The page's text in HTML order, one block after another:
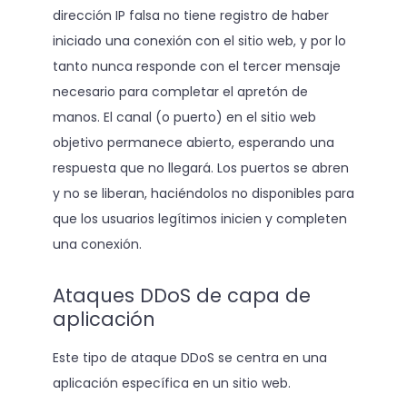
dirección IP falsa no tiene registro de haber
iniciado una conexión con el sitio web, y por lo
tanto nunca responde con el tercer mensaje
necesario para completar el apretón de
manos. El canal (o puerto) en el sitio web
objetivo permanece abierto, esperando una
respuesta que no llegará. Los puertos se abren
y no se liberan, haciéndolos no disponibles para
que los usuarios legítimos inicien y completen
una conexión.
Ataques DDoS de capa de
aplicación
Este tipo de ataque DDoS se centra en una
aplicación específica en un sitio web.